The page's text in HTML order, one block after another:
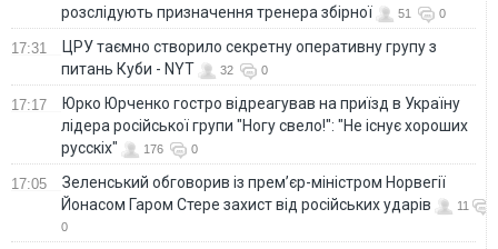
розслідують призначення тренера збірної 51 0
17:31
ЦРУ таємно створило секретну оперативну групу з
питань Куби - NYT
32 0
17:17
Юрко Юрченко гостро відреагував на приїзд в Україну
лідера російської групи "Ногу свело!": "Не існує хороших
русскіх"
176 0
17:05
Зеленський обговорив із прем’єр-міністром Норвегії
Йонасом Гаром Стере захист від російських ударів
11
0